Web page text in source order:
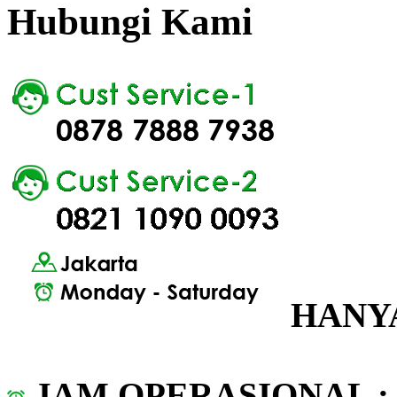
Hubungi Kami